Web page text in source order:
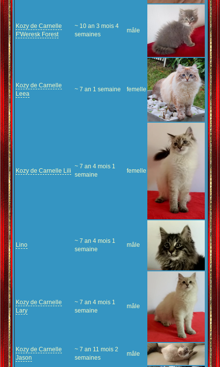
Kozy de Carnelle
F'Weresk Forest
~ 10 an 3 mois 4
semaines
mâle
Kozy de Carnelle
Leea
~ 7 an 1 semaine femelle
Kozy de Carnelle Lili
~ 7 an 4 mois 1
semaine
femelle
Lino
~ 7 an 4 mois 1
semaine
mâle
Kozy de Carnelle
Lary
~ 7 an 4 mois 1
semaine
mâle
Kozy de Carnelle
Jason
~ 7 an 11 mois 2
semaines
mâle